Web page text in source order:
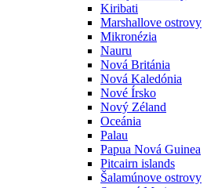
Kiribati
Marshallove ostrovy
Mikronézia
Nauru
Nová Británia
Nová Kaledónia
Nové Írsko
Nový Zéland
Oceánia
Palau
Papua Nová Guinea
Pitcairn islands
Šalamúnove ostrovy